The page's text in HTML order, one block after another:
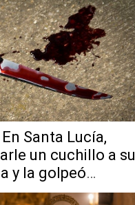
En Santa Lucía,
un cuchillo a su
y la golpeó